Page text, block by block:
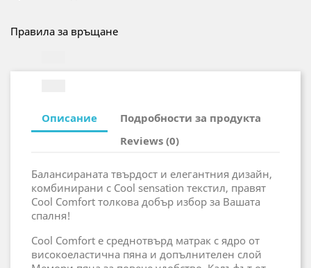
Правила за връщане
Описание
Подробности за продукта
Reviews (0)
Балансираната твърдост и елегантния дизайн,
комбинирани с Cool sensation текстил, правят
Cool Comfort толкова добър избор за Вашата
спалня!
Cool Comfort е среднотвърд матрак с ядро от
високоеластична пяна и допълнителен слой